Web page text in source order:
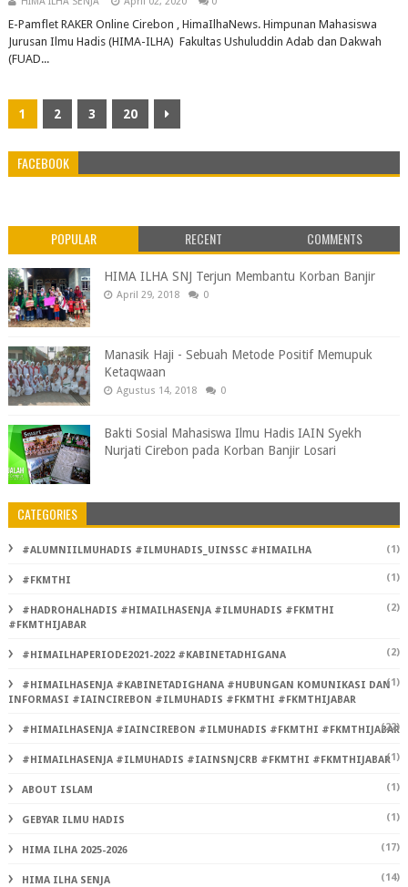
E-Pamflet RAKER Online Cirebon , HimaIlhaNews. Himpunan Mahasiswa
Jurusan Ilmu Hadis (HIMA-ILHA) Fakultas Ushuluddin Adab dan Dakwah
(FUAD...
1 2 3 20
FACEBOOK
POPULAR RECENT COMMENTS
HIMA ILHA SNJ Terjun Membantu Korban Banjir
April 29, 2018 0
Manasik Haji - Sebuah Metode Positif Memupuk
Ketaqwaan
Agustus 14, 2018 0
Bakti Sosial Mahasiswa Ilmu Hadis IAIN Syekh
Nurjati Cirebon pada Korban Banjir Losari
CATEGORIES
#ALUMNIILMUHADIS #ILMUHADIS_UINSSC #HIMAILHA (1)
#FKMTHI (1)
#HADROHALHADIS #HIMAILHASENJA #ILMUHADIS #FKMTHI
#FKMTHIJABAR
(2)
#HIMAILHAPERIODE2021-2022 #KABINETADHIGANA (2)
#HIMAILHASENJA #KABINETADIGHANA #HUBUNGAN KOMUNIKASI DAN
INFORMASI #IAINCIREBON #ILMUHADIS #FKMTHI #FKMTHIJABAR
(1)
#HIMAILHASENJA #IAINCIREBON #ILMUHADIS #FKMTHI #FKMTHIJABAR
(22)
#HIMAILHASENJA #ILMUHADIS #IAINSNJCRB #FKMTHI #FKMTHIJABAR(1)
ABOUT ISLAM (1)
GEBYAR ILMU HADIS (1)
HIMA ILHA 2025-2026 (17)
HIMA ILHA SENJA (14)